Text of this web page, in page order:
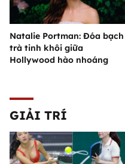
Natalie Portman: Đóa bạch
trà tinh khôi giữa
Hollywood hào nhoáng
GIẢI TRÍ